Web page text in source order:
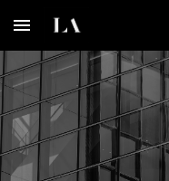
Skip to main content